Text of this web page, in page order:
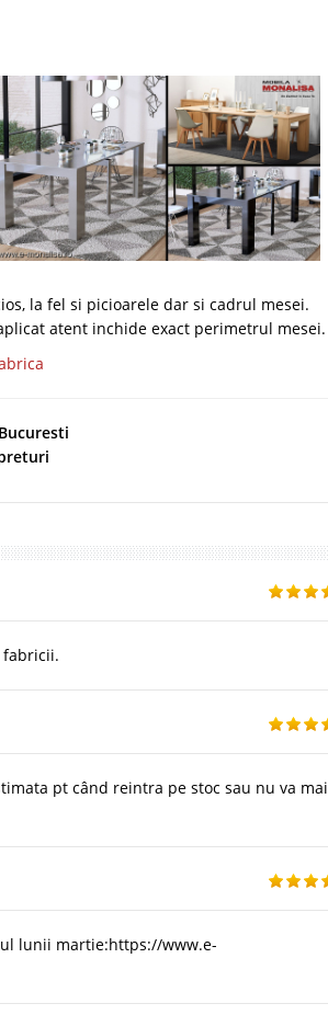
la fel si picioarele dar si cadrul mesei.
atent inchide exact perimetrul mesei.
fabricii.
pt când reintra pe stoc sau nu va mai
lunii martie:https://www.e-